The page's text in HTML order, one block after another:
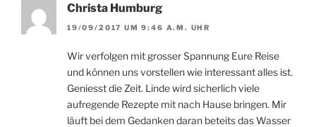
Christa Humburg
19/09/2017 UM 9:46 A.M. UHR
Wir verfolgen mit grosser Spannung Eure Reise
und können uns vorstellen wie interessant alles ist.
Geniesst die Zeit. Linde wird sicherlich viele
aufregende Rezepte mit nach Hause bringen. Mir
läuft bei dem Gedanken daran beteits das Wasser